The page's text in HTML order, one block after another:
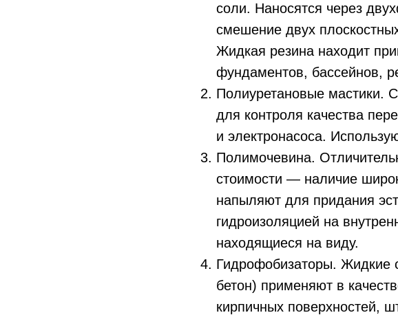
соли. Наносятся через
смешение двух
Жидкая резина находит
фундаментов, бассейнов,
Полиуретановые мастики.
для контроля качества
и электронасоса.
Полимочевина.
стоимости — наличие
напыляют для придания
гидроизоляцией на
находящиеся на виду.
Гидрофобизаторы. Жидкие
бетон) применяют в
кирпичных поверхностей,